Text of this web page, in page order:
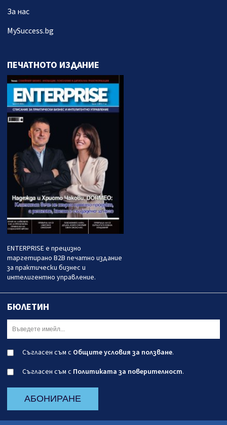
За нас
MySuccess.bg
ПЕЧАТНОТО ИЗДАНИЕ
ENTERPRISE е прецизно
таргетирано B2B печатно издание
за практически бизнес и
интелигентно управление.
БЮЛЕТИН
Съгласен съм с Общите условия за ползване.
Съгласен съм с Политиката за поверителност.
АБОНИРАНЕ